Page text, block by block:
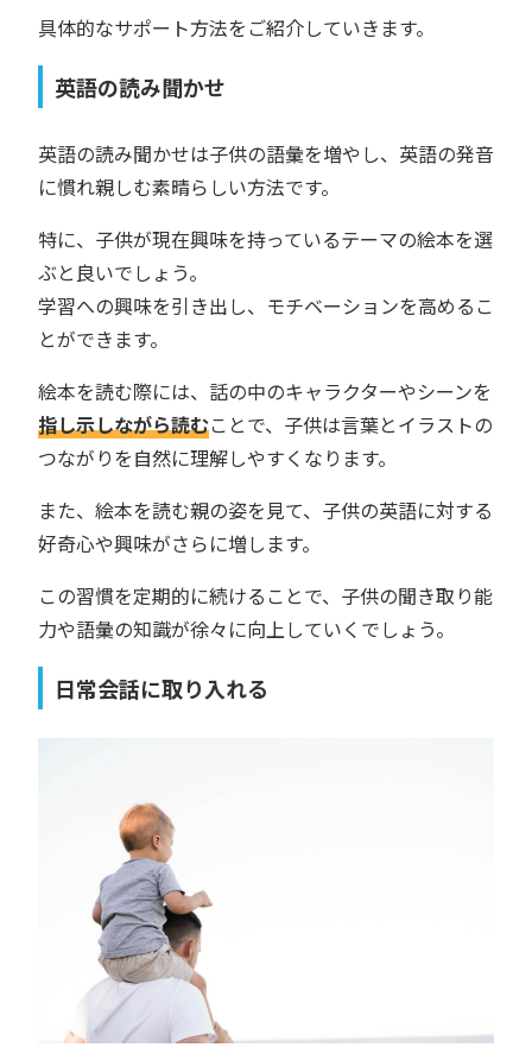
具体的なサポート方法をご紹介していきます。
英語の読み聞かせ
英語の読み聞かせは子供の語彙を増やし、英語の発音
に慣れ親しむ素晴らしい方法です。
特に、子供が現在興味を持っているテーマの絵本を選
ぶと良いでしょう。
学習への興味を引き出し、モチベーションを高めるこ
とができます。
絵本を読む際には、話の中のキャラクターやシーンを
指し示しながら読むことで、子供は言葉とイラストの
つながりを自然に理解しやすくなります。
また、絵本を読む親の姿を見て、子供の英語に対する
好奇心や興味がさらに増します。
この習慣を定期的に続けることで、子供の聞き取り能
力や語彙の知識が徐々に向上していくでしょう。
日常会話に取り入れる